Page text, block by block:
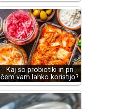
Kaj so probiotiki in pri
čem vam lahko koristijo?